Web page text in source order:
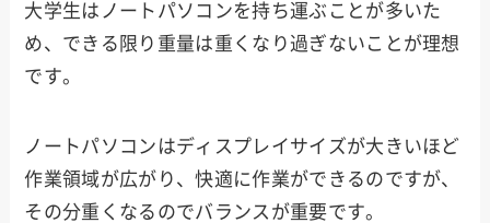
大学生はノートパソコンを持ち運ぶことが多いた
め、できる限り重量は重くなり過ぎないことが理想
です。
ノートパソコンはディスプレイサイズが大きいほど
作業領域が広がり、快適に作業ができるのですが、
その分重くなるのでバランスが重要です。